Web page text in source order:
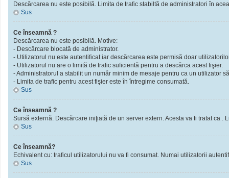
Descărcarea nu este posibilă. Limita de trafic stabiltă de administratori în
Sus
Ce înseamnă ?
Descărcarea nu este posibilă. Motive:
- Descărcare blocată de administrator.
- Utilizatorul nu este autentificat iar descărcarea este permisă doar
- Utilizatorul nu are o limită de trafic suficientă pentru a descărca acest fişier.
- Administratorul a stabilit un număr minim de mesaje pentru ca un utilizator
- Limita de trafic pentru acest fişier este în întregime consumată.
Sus
Ce înseamnă ?
Sursă externă. Descărcare iniţiată de un server extern. Acesta va fi tratat ca
Sus
Ce înseamnă?
Echivalent cu: traficul utilizatorului nu va fi consumat. Numai utilizatorii
Sus